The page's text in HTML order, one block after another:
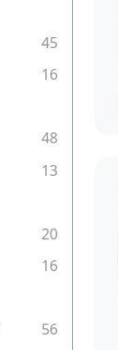
45
16
48
13
20
16
56